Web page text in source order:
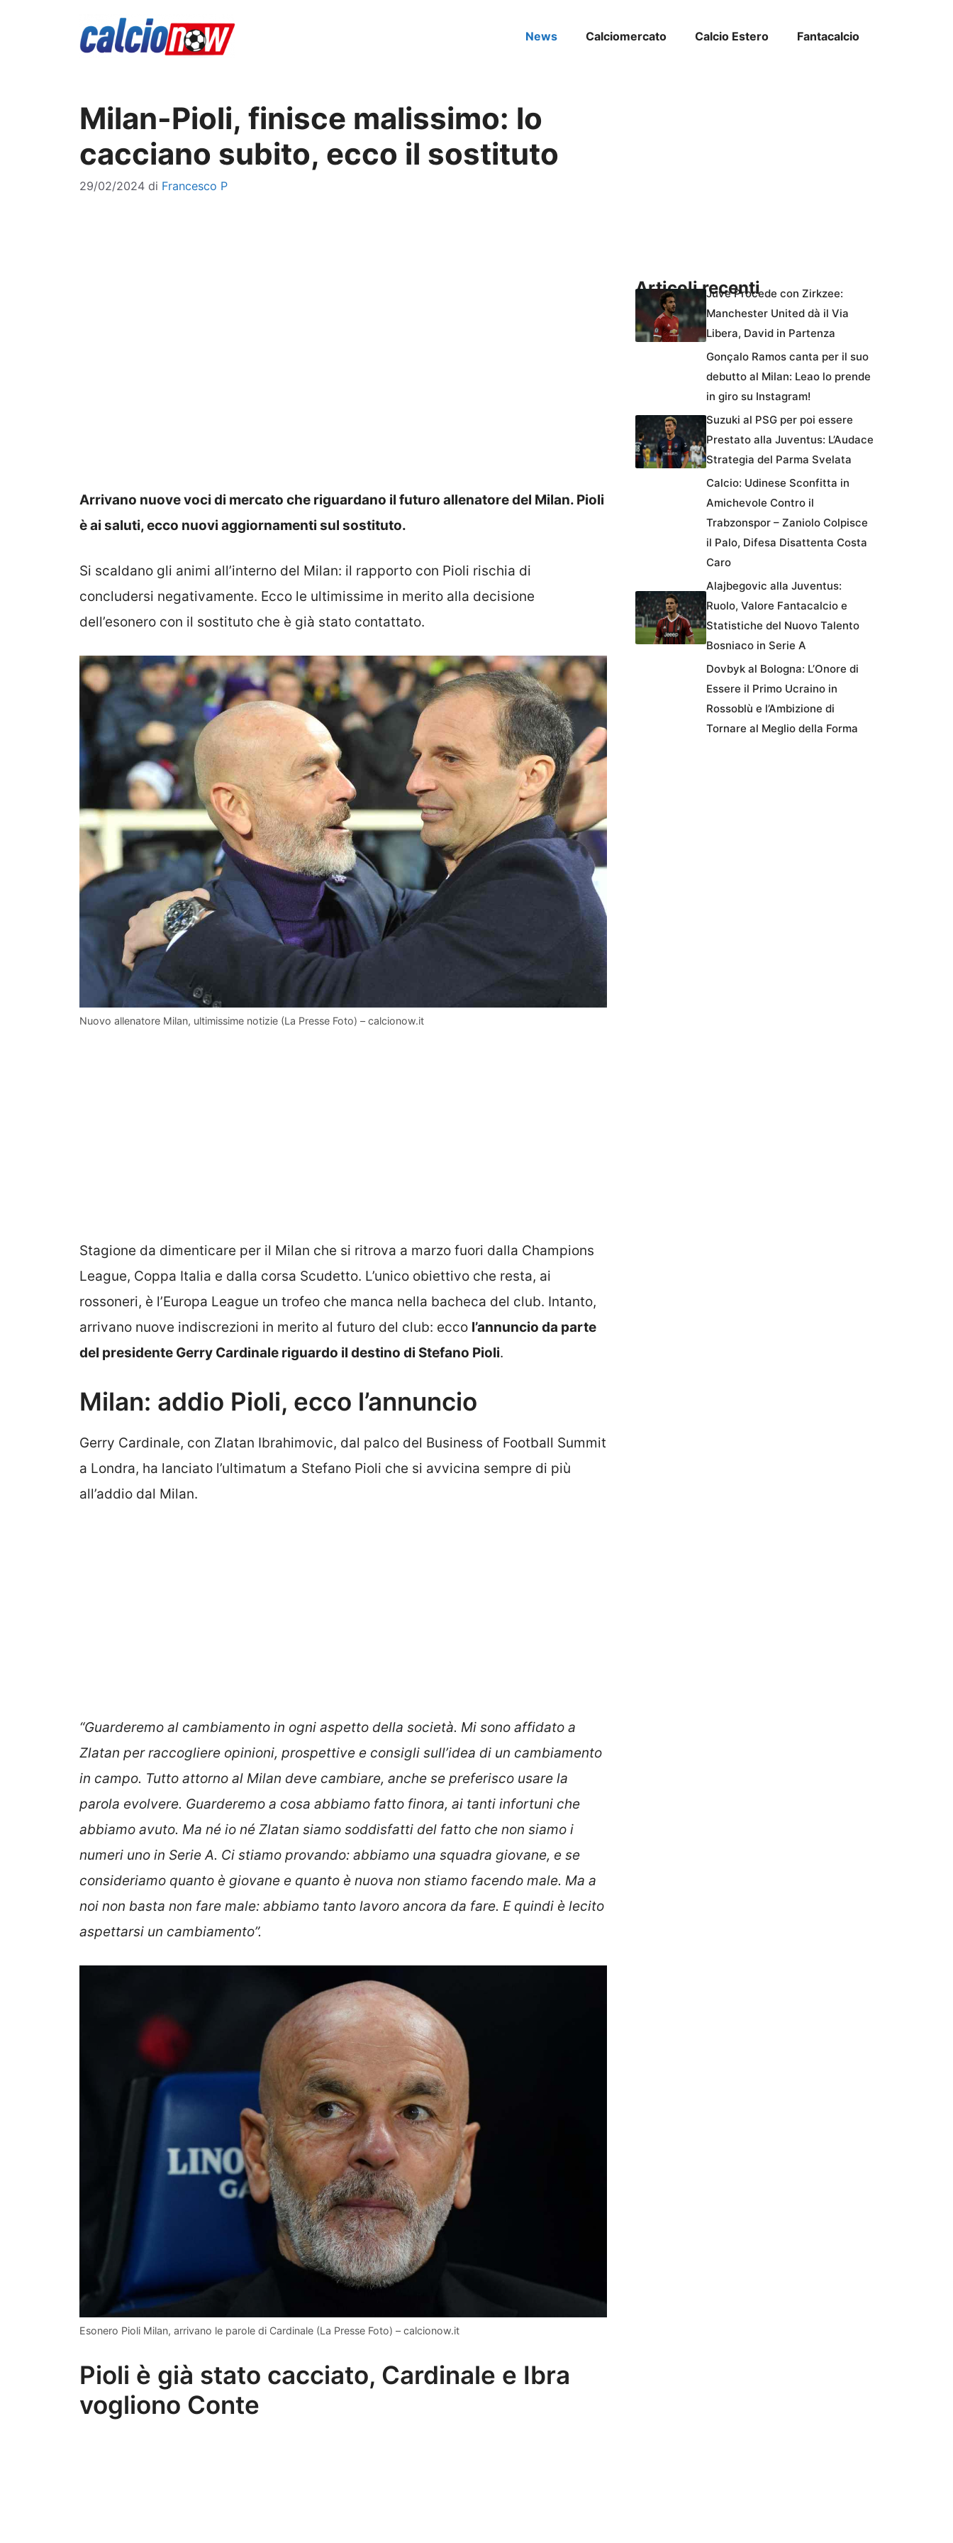
News Calciomercato Calcio Estero Fantacalcio
Milan-Pioli, finisce malissimo: lo
cacciano subito, ecco il sostituto
29/02/2024 di Francesco P
Arrivano nuove voci di mercato che riguardano il futuro allenatore del Milan. Pioli
è ai saluti, ecco nuovi aggiornamenti sul sostituto.
Si scaldano gli animi all’interno del Milan: il rapporto con Pioli rischia di
concludersi negativamente. Ecco le ultimissime in merito alla decisione
dell’esonero con il sostituto che è già stato contattato.
Nuovo allenatore Milan, ultimissime notizie (La Presse Foto) – calcionow.it
Stagione da dimenticare per il Milan che si ritrova a marzo fuori dalla Champions
League, Coppa Italia e dalla corsa Scudetto. L’unico obiettivo che resta, ai
rossoneri, è l’Europa League un trofeo che manca nella bacheca del club. Intanto,
arrivano nuove indiscrezioni in merito al futuro del club: ecco l’annuncio da parte
del presidente Gerry Cardinale riguardo il destino di Stefano Pioli.
Milan: addio Pioli, ecco l’annuncio
Gerry Cardinale, con Zlatan Ibrahimovic, dal palco del Business of Football Summit
a Londra, ha lanciato l’ultimatum a Stefano Pioli che si avvicina sempre di più
all’addio dal Milan.
“Guarderemo al cambiamento in ogni aspetto della società. Mi sono affidato a
Zlatan per raccogliere opinioni, prospettive e consigli sull’idea di un cambiamento
in campo. Tutto attorno al Milan deve cambiare, anche se preferisco usare la
parola evolvere. Guarderemo a cosa abbiamo fatto finora, ai tanti infortuni che
abbiamo avuto. Ma né io né Zlatan siamo soddisfatti del fatto che non siamo i
numeri uno in Serie A. Ci stiamo provando: abbiamo una squadra giovane, e se
consideriamo quanto è giovane e quanto è nuova non stiamo facendo male. Ma a
noi non basta non fare male: abbiamo tanto lavoro ancora da fare. E quindi è lecito
aspettarsi un cambiamento”.
Esonero Pioli Milan, arrivano le parole di Cardinale (La Presse Foto) – calcionow.it
Pioli è già stato cacciato, Cardinale e Ibra
vogliono Conte
Articoli recentiJuve Procede con Zirkzee:
Manchester United dà il Via
Libera, David in Partenza
Gonçalo Ramos canta per il suo
debutto al Milan: Leao lo prende
in giro su Instagram!
Suzuki al PSG per poi essere
Prestato alla Juventus: L’Audace
Strategia del Parma Svelata
Calcio: Udinese Sconfitta in
Amichevole Contro il
Trabzonspor – Zaniolo Colpisce
il Palo, Difesa Disattenta Costa
Caro
Alajbegovic alla Juventus:
Ruolo, Valore Fantacalcio e
Statistiche del Nuovo Talento
Bosniaco in Serie A
Dovbyk al Bologna: L’Onore di
Essere il Primo Ucraino in
Rossoblù e l’Ambizione di
Tornare al Meglio della Forma